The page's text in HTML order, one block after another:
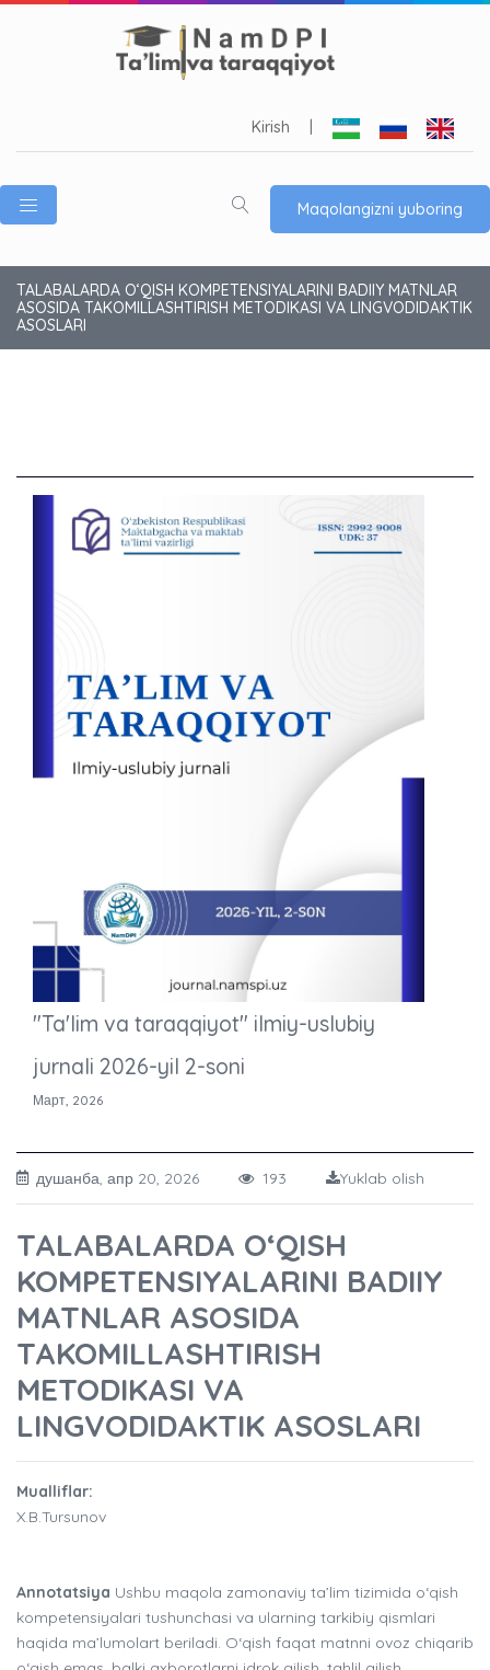
Kirish
Maqolangizni yuboring
TALABALARDA O‘QISH KOMPETENSIYALARINI BADIIY MATNLAR
ASOSIDA TAKOMILLASHTIRISH METODIKASI VA LINGVODIDAKTIK
ASOSLARI
"Ta'lim va taraqqiyot" ilmiy-uslubiy
jurnali 2026-yil 2-soni
Март, 2026
душанба, апр 20, 2026 193 Yuklab olish
TALABALARDA O‘QISH
KOMPETENSIYALARINI BADIIY
MATNLAR ASOSIDA
TAKOMILLASHTIRISH
METODIKASI VA
LINGVODIDAKTIK ASOSLARI
Mualliflar:
X.B.Tursunov
Annotatsiya Ushbu maqola zamonaviy ta’lim tizimida o‘qish
kompetensiyalari tushunchasi va ularning tarkibiy qismlari
haqida ma’lumolart beriladi. O‘qish faqat matnni ovoz chiqarib